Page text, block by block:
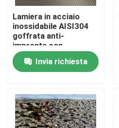
Casa.
Prodotti
Video
Lamiera in acciaio
inossidabile AISI304
goffrata anti-
impronta con
spessore da 0,4 a 3,0
mm per applicazioni
architettoniche
Invia richiesta